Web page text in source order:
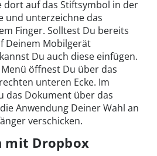
dort auf das Stiftsymbol in der
und unterzeichne das
Finger. Solltest Du bereits
Deinem Mobilgerät
Du auch diese einfügen.
öffnest Du über das
unteren Ecke. Im
das Dokument über das
Anwendung Deiner Wahl an
verschicken.
mit Dropbox